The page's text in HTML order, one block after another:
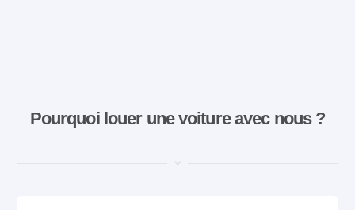
Pourquoi louer une voiture avec nous ?